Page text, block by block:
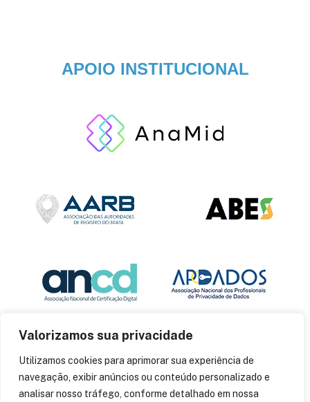
Valorizamos sua privacidade
Utilizamos cookies para aprimorar sua experiência de
navegação, exibir anúncios ou conteúdo personalizado e
analisar nosso tráfego, conforme detalhado em nossa
APOIO INSTITUCIONAL